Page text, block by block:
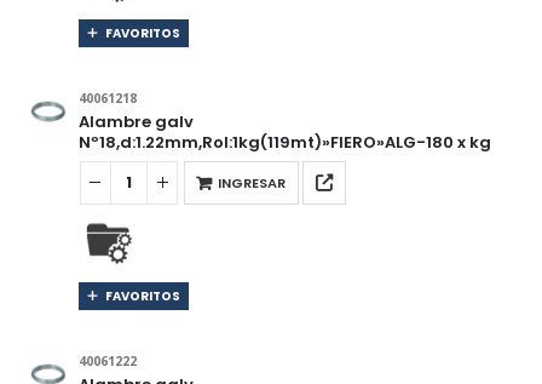
FAVORITOS
40061218
Alambre galv
Nº18,d:1.22mm,Rol:1kg(119mt)»FIERO»ALG-180 x kg
INGRESAR
FAVORITOS
40061222